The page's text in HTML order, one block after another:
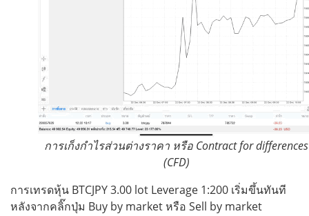
การเก็งกำไรส่วนต่างราคา หรือ Contract for differences
(CFD)
การเทรดหุ้น BTCJPY 3.00 lot Leverage 1:200 เริ่มขึ้นทันที
หลังจากคลิ๊กปุ่ม Buy by market หรือ Sell by market